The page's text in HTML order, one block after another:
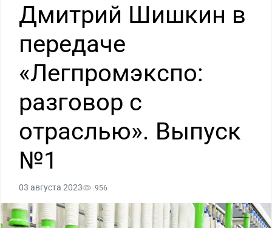
Дмитрий Шишкин в
передаче
«Легпромэкспо:
разговор с
отраслью». Выпуск
№1
03 августа 2023 956